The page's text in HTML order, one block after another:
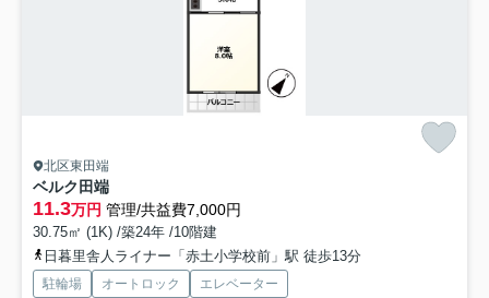
北区東田端
ベルク田端
11.3万円 管理/共益費7,000円
30.75㎡ (1K) /築24年 /10階建
日暮里舎人ライナー「赤土小学校前」駅 徒歩13分
駐輪場 オートロック エレベーター